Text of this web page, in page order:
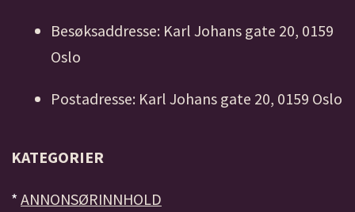
Besøksaddresse: Karl Johans gate 20, 0159
Oslo
Postadresse: Karl Johans gate 20, 0159 Oslo
KATEGORIER
* ANNONSØRINNHOLD